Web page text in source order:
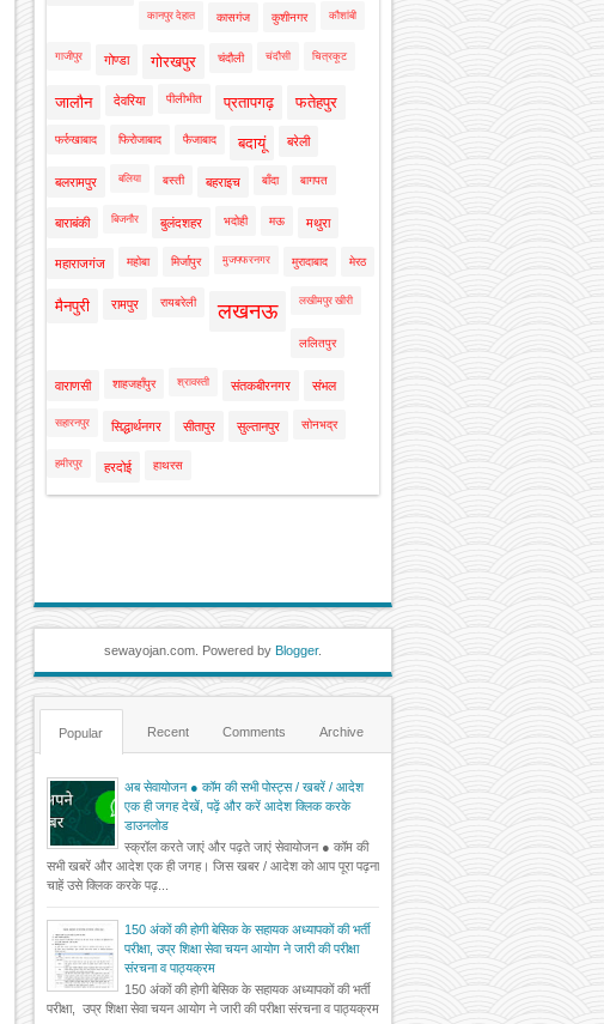
कानपुर देहात कासगंज कुशीनगर कौशांबी
गाजीपुर गोण्डा गोरखपुर चंदौली चंदौसी चित्रकूट
जालौन देवरिया पीलीभीत प्रतापगढ़ फतेहपुर
फर्रुखाबाद फिरोजाबाद फैजाबाद बदायूं बरेली
बलरामपुर बलिया बस्ती बहराइच बाँदा बागपत
बाराबंकी बिजनौर बुलंदशहर भदोही मऊ मथुरा
महाराजगंज महोबा मिर्जापुर मुजफ्फरनगर मुरादाबाद मेरठ
मैनपुरी रामपुर रायबरेली लखनऊ लखीमपुर खीरी
ललितपुर
वाराणसी शाहजहाँपुर श्रावस्ती संतकबीरनगर संभल
सहारनपुर सिद्धार्थनगर सीतापुर सुल्तानपुर सोनभद्र
हमीरपुर हरदोई हाथरस
sewayojan.com. Powered by Blogger.
Popular Recent Comments Archive
अब सेवायोजन ● कॉम की सभी पोस्ट्स / खबरें / आदेश
एक ही जगह देखें, पढ़ें और करें आदेश क्लिक करके
डाउनलोड
स्क्रॉल करते जाएं और पढ़ते जाएं सेवायोजन ● कॉम की
सभी खबरें और आदेश एक ही जगह। जिस खबर / आदेश को आप पूरा पढ़ना
चाहें उसे क्लिक करके पढ़...
150 अंकों की होगी बेसिक के सहायक अध्यापकों की भर्ती
परीक्षा, उप्र शिक्षा सेवा चयन आयोग ने जारी की परीक्षा
संरचना व पाठ्यक्रम
150 अंकों की होगी बेसिक के सहायक अध्यापकों की भर्ती
परीक्षा, उप्र शिक्षा सेवा चयन आयोग ने जारी की परीक्षा संरचना व पाठ्यक्रम